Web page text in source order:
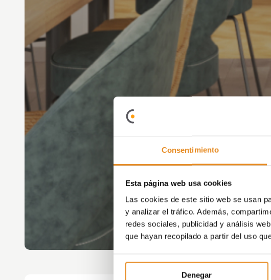
Consentimiento
Esta página web usa cookies
Las cookies de este sitio web se usan
y analizar el tráfico. Además,
redes sociales, publicidad y análisis
que hayan recopilado a partir del uso
Denegar